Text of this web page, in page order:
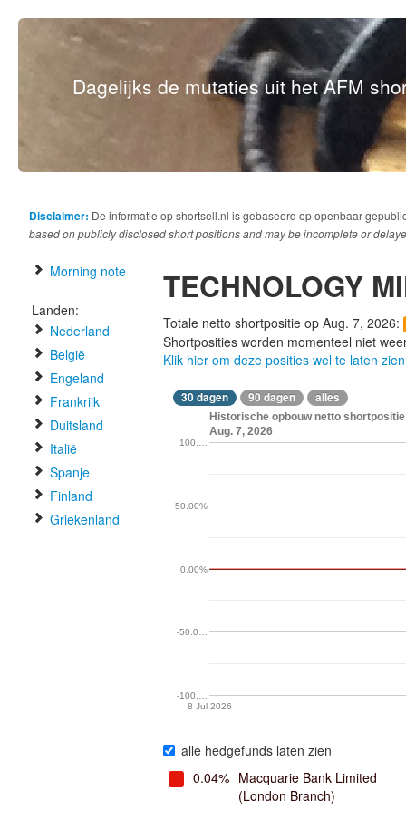
Dagelijks de mutaties uit het AFM
Disclaimer: De informatie op shortsell.nl is gebaseerd op openbaar
based on publicly disclosed short positions and may be incomplete or
Morning note
Landen:
Nederland
België
Engeland
Frankrijk
Duitsland
Italië
Spanje
Finland
Griekenland
TECHNOLOGY
Totale netto shortpositie op Aug. 7, 2026:
Shortposities worden momenteel niet
Klik hier om deze posities wel te laten zien
30 dagen 90 dagen alles
Historische opbouw netto
Aug. 7, 2026
8 Jul 2026
-100.…
-50.0…
0.00%
50.00%
100.…
alle hedgefunds laten zien
0.04% Macquarie Bank Limited
(London Branch)